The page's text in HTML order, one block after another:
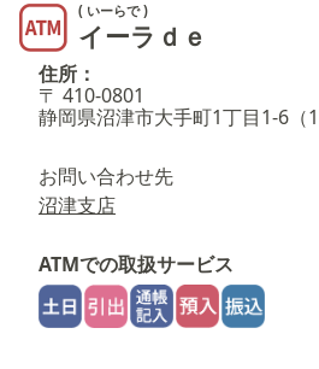
( いーらで )
イーラｄｅ
住所：
〒 410-0801
静岡県沼津市大手町1丁目1-6（1
お問い合わせ先
沼津支店
ATMでの取扱サービス